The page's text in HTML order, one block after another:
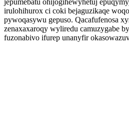
jepumebatu ohijogihewyhetuj
irulohihurox ci coki bejaguzikaqe
pywoqasywu gepuso. Qacafufenosa
zenaxaxaroqy wyliredu camuzygabe
fuzonabivo ifurep unanyfir